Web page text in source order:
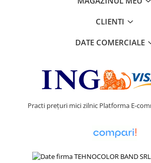
CLIENTI
DATE COMERCIALE
Practi prețuri mici zilnic Platforma E-